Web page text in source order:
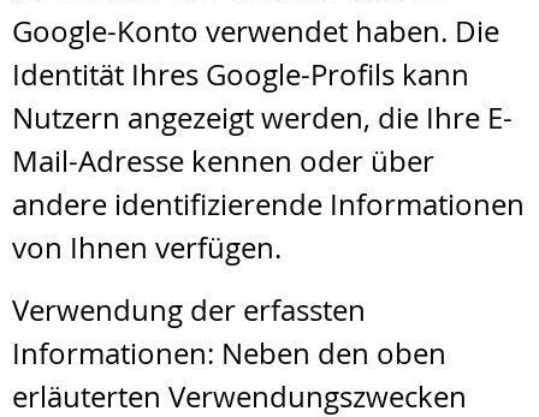
Google-Konto verwendet haben. Die
Identität Ihres Google-Profils kann
Nutzern angezeigt werden, die Ihre E-
Mail-Adresse kennen oder über
andere identifizierende Informationen
von Ihnen verfügen.
Verwendung der erfassten
Informationen: Neben den oben
erläuterten Verwendungszwecken